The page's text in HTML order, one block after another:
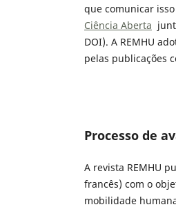
que comunicar
Ciência Aberta
DOI). A REMHU
pelas publicações
Processo de
A revista REMHU
francês) com o
mobilidade